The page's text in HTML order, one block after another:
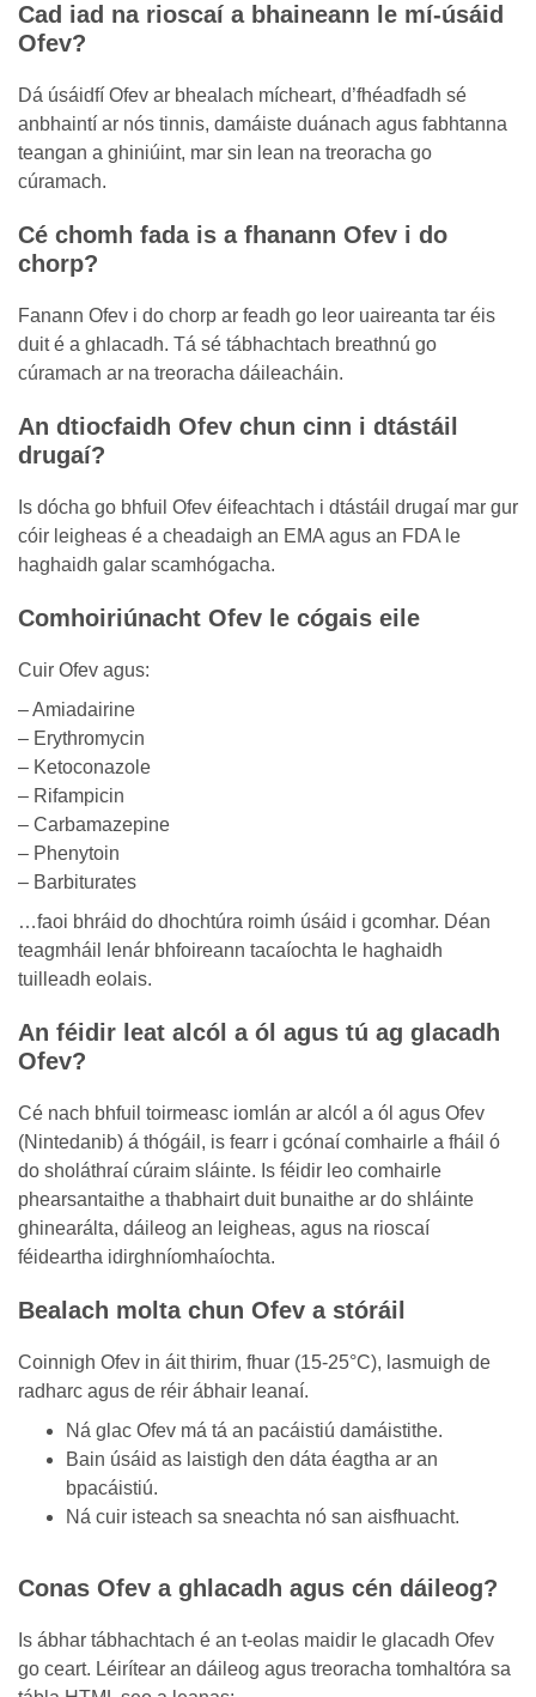
Cad iad na rioscaí a bhaineann le mí-úsáid
Ofev?
Dá úsáidfí Ofev ar bhealach mícheart, d’fhéadfadh sé
anbhaintí ar nós tinnis, damáiste duánach agus fabhtanna
teangan a ghiniúint, mar sin lean na treoracha go
cúramach.
Cé chomh fada is a fhanann Ofev i do
chorp?
Fanann Ofev i do chorp ar feadh go leor uaireanta tar éis
duit é a ghlacadh. Tá sé tábhachtach breathnú go
cúramach ar na treoracha dáileacháin.
An dtiocfaidh Ofev chun cinn i dtástáil
drugaí?
Is dócha go bhfuil Ofev éifeachtach i dtástáil drugaí mar gur
cóir leigheas é a cheadaigh an EMA agus an FDA le
haghaidh galar scamhógacha.
Comhoiriúnacht Ofev le cógais eile
Cuir Ofev agus:
– Amiadairine
– Erythromycin
– Ketoconazole
– Rifampicin
– Carbamazepine
– Phenytoin
– Barbiturates
…faoi bhráid do dhochtúra roimh úsáid i gcomhar. Déan
teagmháil lenár bhfoireann tacaíochta le haghaidh
tuilleadh eolais.
An féidir leat alcól a ól agus tú ag glacadh
Ofev?
Cé nach bhfuil toirmeasc iomlán ar alcól a ól agus Ofev
(Nintedanib) á thógáil, is fearr i gcónaí comhairle a fháil ó
do sholáthraí cúraim sláinte. Is féidir leo comhairle
phearsantaithe a thabhairt duit bunaithe ar do shláinte
ghinearálta, dáileog an leigheas, agus na rioscaí
féideartha idirghníomhaíochta.
Bealach molta chun Ofev a stóráil
Coinnigh Ofev in áit thirim, fhuar (15-25°C), lasmuigh de
radharc agus de réir ábhair leanaí.
Ná glac Ofev má tá an pacáistiú damáistithe.
Bain úsáid as laistigh den dáta éagtha ar an
bpacáistiú.
Ná cuir isteach sa sneachta nó san aisfhuacht.
Conas Ofev a ghlacadh agus cén dáileog?
Is ábhar tábhachtach é an t-eolas maidir le glacadh Ofev
go ceart. Léirítear an dáileog agus treoracha tomhaltóra sa